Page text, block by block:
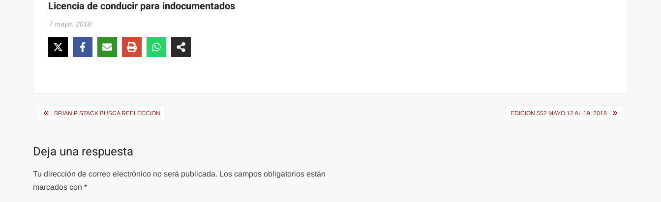
Licencia de conducir para indocumentados
7 mayo, 2018
Navegación
entradas
BRIAN P STACK BUSCA REELECCION EDICION 552 MAYO 12 AL 19, 2018
Deja una respuesta
Tu dirección de correo electrónico no será publicada. Los campos obligatorios están
marcados con*